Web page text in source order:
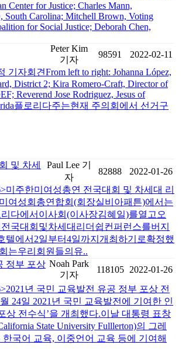
Center for Justice; Charles Mann,
South Carolina; Mitchell Brown, Voting
for Social Justice; Deborah Chen,
Peter Kim
기자
98591
2022-02-11
자회견From left to right: Johanna López,
District 2; Kira Romero-Craft, Director of
Reverend Jose Rodriguez, Jesus of
플로리다주는현재 주의회에서 선거구
및 차세
Paul Lee 기
자
82888
2022-01-26
미주한미여성총연 전국대회 및 차세대 리
여성회총연합회(회장실비아패튼)에서는
다에서이사회(이사장김혜일)를열고오
국대회및차세대리더쉽컨퍼런스를버지
텔에서2일부터4일까지개최하기로확정했
는우리회원들의유..
정부 포상 Noah Park
기자
118105
2022-01-26
년 국민 교육발전 유공 정부 포상 전
24일 2021년 국민 교육발전에 기여한 인
상 전수식’을 개최했다.이날 대통령 표창
State University Fulllerton)의 그레
한국어 교육, 이중언어 교육 등에 기여해